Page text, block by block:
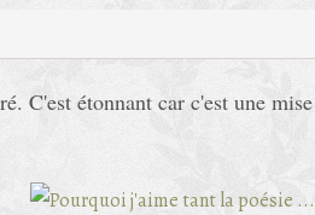
C'est étonnant car c'est une